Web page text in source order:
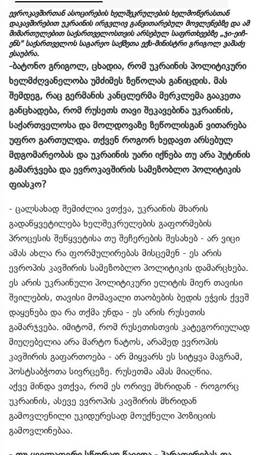
ევროკავშირთან ასოცირების ხელშეკრულების ხელმოწერასთან
დაკავშირებით უკრაინის ირგვლივ განვითარებულ მოვლენებზე და ამ
მიმართულებით საქართველოსთვის არსებულ საფრთხეებზე „ჯი-ეიჩ-
ენს" საქართველოს საგარეო საქმეთა ექს-მინისტრი გრიგოლ ვაშაძე
ესაუბრა.
-ბატონო გრიგოლ, ცხადია, რომ უკრაინის პოლიტიკური
ხელმძღვანელობა უმძიმეს ზეწოლას განიცდის. მას
შემდეგ, რაც გერმანის კანცლერმა მერკლემა გააკეთა
განცხადება, რომ რუსეთს თავი შეკავებინა უკრაინის,
საქართველოსა და მოლდოვაზე ზეწოლისგან ვითარება
უფრო გართულდა. თქვენ როგორ ხედავთ არსებულ
მდგომარეობას და უკრაინის უარი იქნება თუ არა პუტინის
გამარჯვება და ევროკავშირის სამეზობლო პოლიტიკის
ფიასკო?
- ცალსახად შემიძლია ვთქვა, უკრაინის მხარის
გადაწყვეტილება ხელშეკრულების გაფორმების
პროცესის შეწყვეტისა თუ შეჩერების შესახებ - არ ვიცი
ამას ახლა რა ფორმულირებას მისცემენ - ეს არის
ევროპის კავშირის სამეზობლო პოლიტიკის დამარცხება.
ეს არის უკრაინული პოლიტიკური ელიტის მიერ თავისი
შვილების, თავისი მომავალი თაობების ბედის ეჭვის ქვეშ
დაყენება და რა თქმა უნდა - ეს არის რუსეთის
გამარჯვება. იმიტომ, რომ რუსეთისთვის კატეგორიულად
მიუღებელია არა მარტო ნატოს, არამედ ევროპის
კავშირის გაფართოება - არ მიყვარს ეს სიტყვა მაგრამ,
პოსტსაბჭოთა სივრცეზე. რუსეთმა ამას მიაღწია.
აქვე მინდა ვთქვა, რომ ეს ორივე მხრიდან - როგორც
უკრაინის, ასევე ევროპის კავშირის მხრიდან
გამოვლენილი უკიდურესად მოუქნელი პოზიციის
გამოვლინებაა.